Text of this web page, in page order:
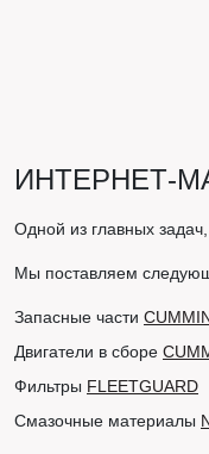
ИНТЕРНЕТ-
Одной из главных
Мы поставляем
Запасные части
Двигатели в сборе
Фильтры FLEETGUARD
Смазочные материалы